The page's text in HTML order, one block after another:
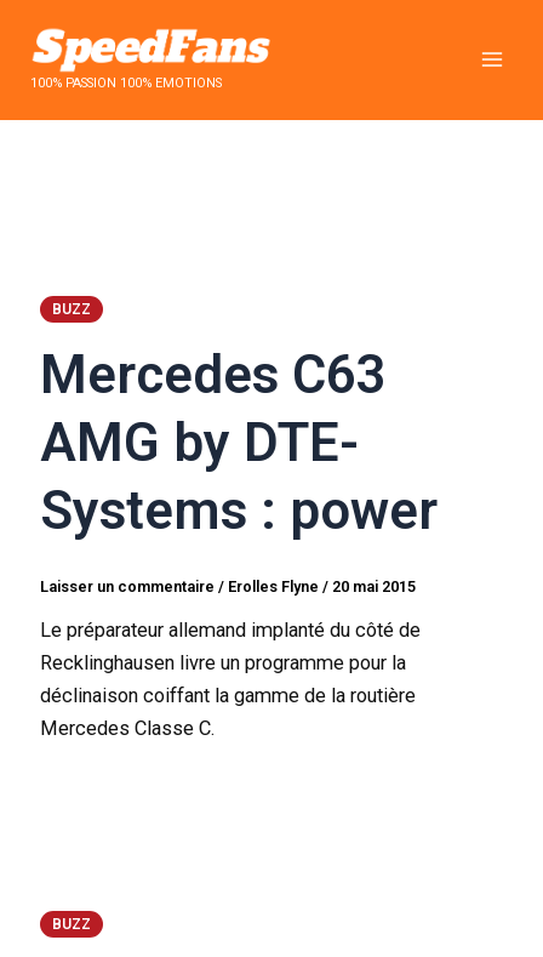
contenu100% PASSION 100% EMOTIONS
BUZZ
Mercedes C63
AMG by DTE-
Systems : power
Laisser un commentaire / Erolles Flyne/ 20 mai 2015
Le préparateur allemand implanté du côté de
Recklinghausen livre un programme pour la
déclinaison coiffant la gamme de la routière
Mercedes Classe C.
BUZZ